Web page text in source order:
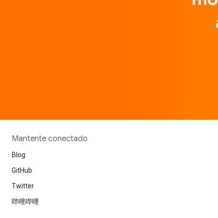
Mantente conectado
Blog
GitHub
Twitter
哔哩哔哩